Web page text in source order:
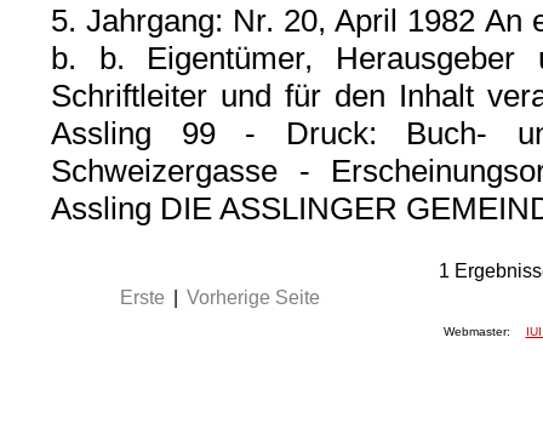
5. Jahrgang: Nr. 20, April 1982 An
b. b. Eigentümer, Herausgeber
Schriftleiter und für den Inhalt
Assling 99 - Druck: Buch-
Schweizergasse -
Assling DIE ASSLINGER
1
Erste
Vorherige Seite
Webmaster: